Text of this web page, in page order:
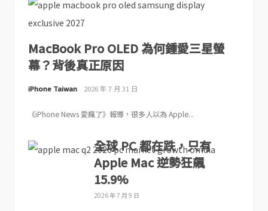
MacBook Pro OLED 為何鍾愛三星螢
幕？背後真正原因
iPhone Taiwan 2026 年 7 月 31 日
《iPhone News 愛瘋了》報導，很多人以為 Apple...
全球 PC 都在跌，只有
Apple Mac 逆勢狂飆
15.9%
2026 年 7 月 9 日